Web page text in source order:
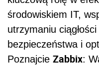
środowiskiem IT,
utrzymaniu
bezpieczeństwa i
Poznajcie Zabbix: